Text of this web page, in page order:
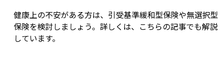
健康上の不安がある方は、引受基準緩和型保険や無選択型
保険を検討しましょう。詳しくは、こちらの記事でも解説
しています。